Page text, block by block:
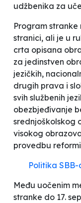
udžbenika za
Program
stranici, ali je u
crta opisana
za jedinstven
jezičkih,
drugih prava i
svih službenih
obezbjeđivanje
srednjoškolskog
visokog
provedbu
Politika SBB-
Među uočenim
stranke do 17.